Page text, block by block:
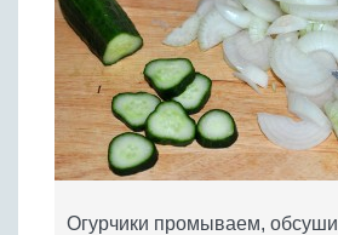
Огурчики промываем,